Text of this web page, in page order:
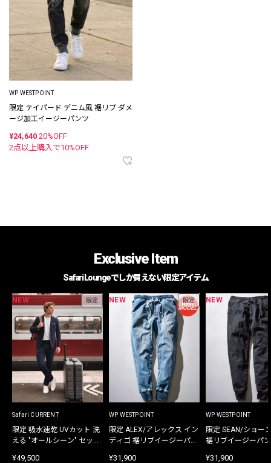
WP WESTPOINT
限定 テイパード デニム風 裾リブ ダメ
ージ加工イージーパンツ
¥24,640 20%OFF
2点以上購入で10%OFF
Exclusive Item
Safari Loungeでしか買えない限定アイテム
NEW 限定
Safari CURRENT
限定 吸水速乾 UVカット 洗
える "オールシーン" セット
¥49,500
NEW 限定
WP WESTPOINT
限定 ALEX/アレックス イン
ディゴ 裾リブイージーパン
¥31,900
NEW
WP WESTPOINT
限定 SEAN/ショー
裾リブイージーパ
¥31,900